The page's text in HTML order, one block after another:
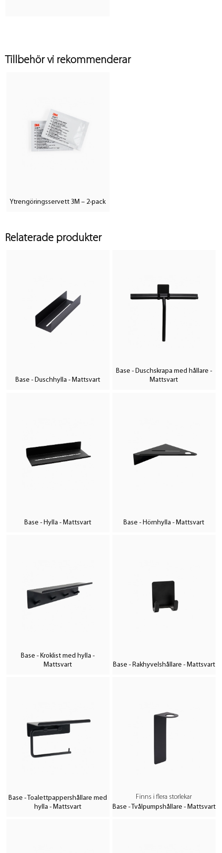
Tillbehör vi rekommenderar
Ytrengöringsservett 3M – 2-pack
Relaterade produkter
Base - Duschhylla - Mattsvart
Base - Duschskrapa med hållare -
Mattsvart
Base - Hylla - Mattsvart Base - Hörnhylla - Mattsvart
Base - Kroklist med hylla -
Mattsvart
Base - Rakhyvelshållare - Mattsvart
Base - Toalettpappershållare med
hylla - Mattsvart
Finns i flera storlekar
Base - Tvålpumpshållare - Mattsvart